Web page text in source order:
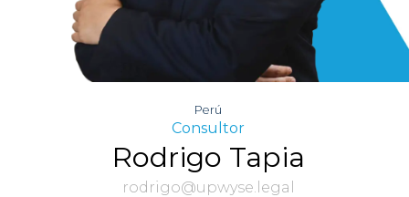
Perú
Consultor
Rodrigo Tapia
rodrigo@upwyse.legal